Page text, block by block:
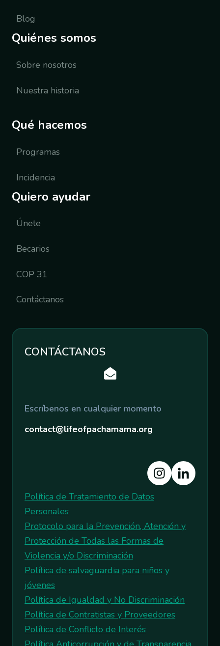
Blog
Quiénes somos
Sobre nosotros
Nuestra historia
Qué hacemos
Programas
Incidencia
Quiero ayudar
Únete
Becarios
COP 31
Contáctanos
CONTÁCTANOS
Escríbenos en cualquier momento
contact@lifeofpachamama.org
Política de Tratamiento de Datos
Personales
Protocolo para la Prevención, Atención y
Protección de Todas las Formas de
Violencia y/o Discriminación
Política de salvaguardia para niños y
jóvenes
Política de Igualdad y No Discriminación
Política de Contratistas y Proveedores
Política de Conflicto de Interés